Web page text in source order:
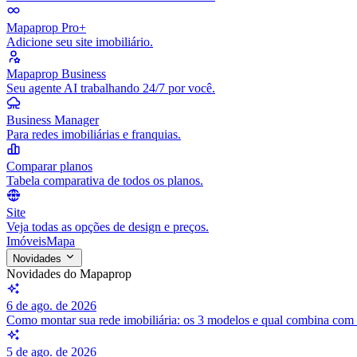
Mapaprop Pro+
Adicione seu site imobiliário.
Mapaprop Business
Seu agente AI trabalhando 24/7 por você.
Business Manager
Para redes imobiliárias e franquias.
Comparar planos
Tabela comparativa de todos os planos.
Site
Veja todas as opções de design e preços.
ImóveisMapa
Novidades
Novidades do Mapaprop
6 de ago. de 2026
Como montar sua rede imobiliária: os 3 modelos e qual combina com
5 de ago. de 2026